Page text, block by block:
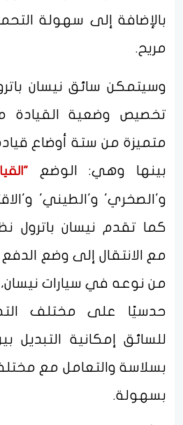
بالإضافة إلى سهولة
مريح.
وسيتمكن سائق نيسان
تخصيص وضعية القيادة
متميزة من ستة أوضاع
بينها وهي: الوضع
و'الصخري' و'الطيني'
كما تقدم نيسان باترول
مع الانتقال إلى وضع الدفع
من نوعه في سيارات نيسان،
حدسيًا على مختلف
للسائق إمكانية التبديل
بسلاسة والتعامل مع
بسهولة.